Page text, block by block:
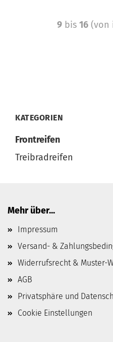
9 bis 16 (von
KATEGORIEN
Frontreifen
Treibradreifen
Mehr über...
Impressum
Versand- &
Widerrufsrecht & Muster-
AGB
Privatsphäre und
Cookie Einstellungen